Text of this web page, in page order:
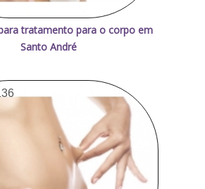
tratamento para o corpo em
Santo André